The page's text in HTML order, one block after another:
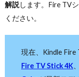
解説します。Fire TV
ください。
現在、Kindle Fire
Fire TV Stick 4K